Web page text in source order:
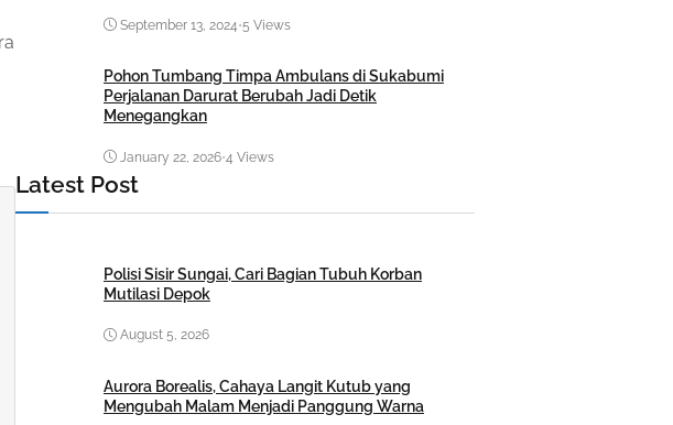
September 13, 2024 •5 Views
Pohon Tumbang Timpa Ambulans di Sukabumi
Perjalanan Darurat Berubah Jadi Detik
Menegangkan
January 22, 2026•4 Views
Latest Post
Polisi Sisir Sungai, Cari Bagian Tubuh Korban
Mutilasi Depok
August 5, 2026
Aurora Borealis, Cahaya Langit Kutub yang
Mengubah Malam Menjadi Panggung Warna